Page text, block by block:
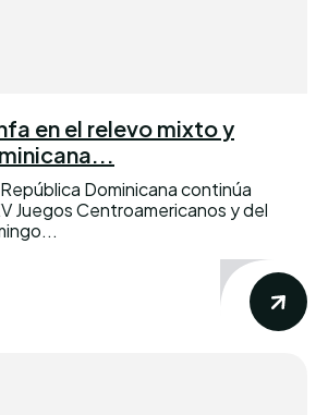
en el relevo mixto y
Dominicana continúa
Juegos Centroamericanos y del